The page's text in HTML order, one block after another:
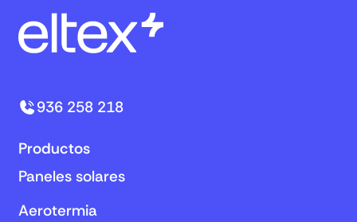
936 258 218
Productos
Paneles solares
Aerotermia